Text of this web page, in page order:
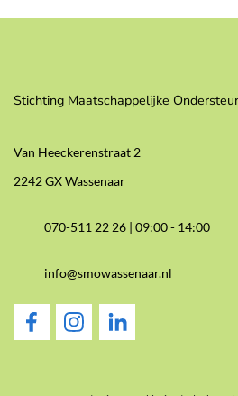
Stichting Maatschappelijke
Van Heeckerenstraat 2
2242 GX Wassenaar
070-511 22 26 |09:00 - 14:00
info@smowassenaar.nl